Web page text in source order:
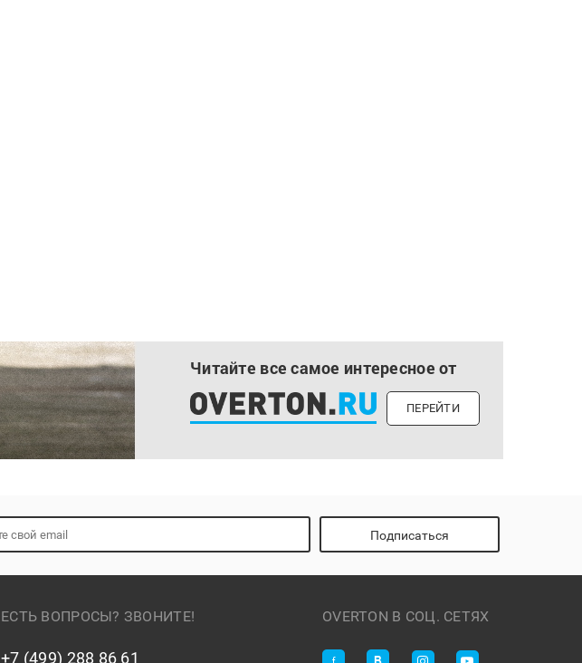
Читайте все самое интересное от
ПЕРЕЙТИ
Подписаться
ЕСТЬ ВОПРОСЫ? ЗВОНИТЕ!
+7 (499) 288 86 61
OVERTON В СОЦ. СЕТЯХ